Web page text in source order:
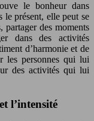
le bonheur dans
le présent, elle peut se
partager des moments
dans des activités
d’harmonie et de
les personnes qui lui
des activités qui lui
l’intensité